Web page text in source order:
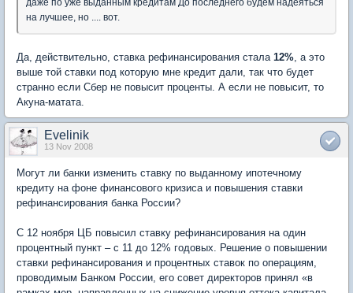
на лучшее, но .... вот.
Да, действительно, ставка рефинансирования стала 12% , а это
выше той ставки под которую мне кредит дали, так что будет
странно если Сбер не повысит проценты. А если не повысит, то
Акуна-матата.
Evelinik
13 Nov 2008
Могут ли банки изменить ставку по выданному ипотечному
кредиту на фоне финансового кризиса и повышения ставки
рефинансирования банка России?
C 12 ноября ЦБ повысил ставку рефинансирования на один
процентный пункт – с 11 до 12% годовых. Решение о повышении
ставки рефинансирования и процентных ставок по операциям,
проводимым Банком России, его совет директоров принял «в